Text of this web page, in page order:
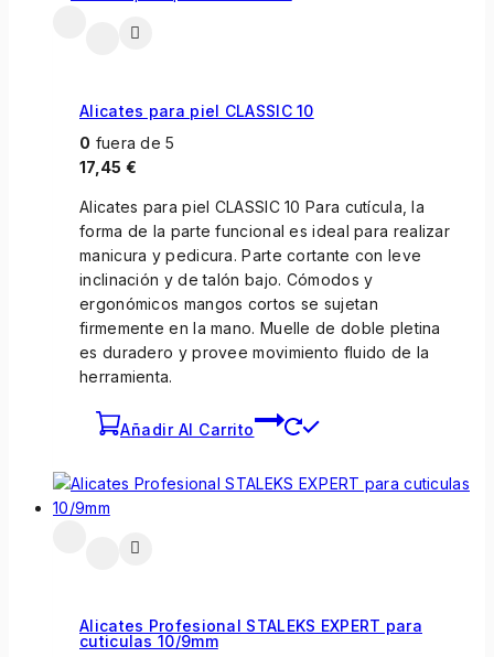
Alicates para piel CLASSIC 10
0 fuera de 5
17,45 €
Alicates para piel CLASSIC 10 Para cutícula, la
forma de la parte funcional es ideal para realizar
manicura y pedicura. Parte cortante con leve
inclinación y de talón bajo. Cómodos y
ergonómicos mangos cortos se sujetan
firmemente en la mano. Muelle de doble pletina
es duradero y provee movimiento fluido de la
herramienta.
Añadir Al Carrito
Alicates Profesional STALEKS EXPERT para
cuticulas 10/9mm